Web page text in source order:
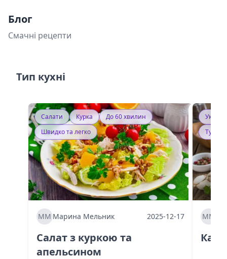
Блог
Смачні рецепти
Тип кухні
Салати Курка
До 60 хвилин
Швидко та легко
ММ Марина Мельник 2025-12-17
Салат з куркою та
апельсином
ММ